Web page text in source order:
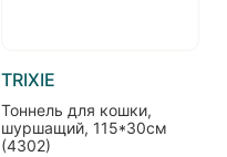
TRIXIE
Тоннель для кошки,
шуршащий, 115*30см
(4302)